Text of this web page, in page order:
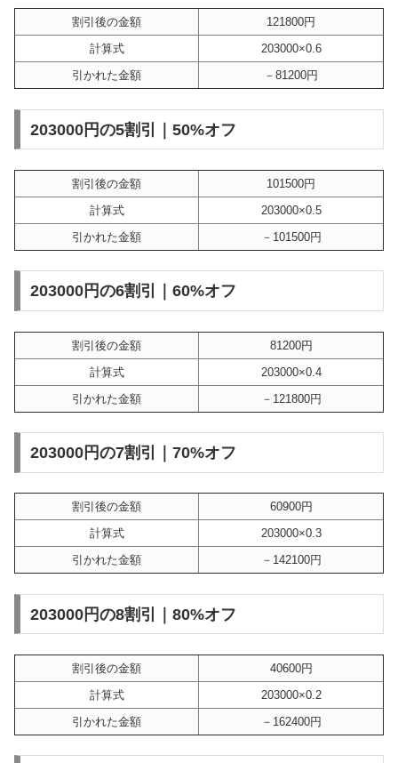
割引後の金額
121800円
計算式
203000×0.6
引かれた金額
－81200円
203000円の5割引｜50%オフ
割引後の金額
101500円
計算式
203000×0.5
引かれた金額
－101500円
203000円の6割引｜60%オフ
割引後の金額
81200円
計算式
203000×0.4
引かれた金額
－121800円
203000円の7割引｜70%オフ
割引後の金額
60900円
計算式
203000×0.3
引かれた金額
－142100円
203000円の8割引｜80%オフ
割引後の金額
40600円
計算式
203000×0.2
引かれた金額
－162400円